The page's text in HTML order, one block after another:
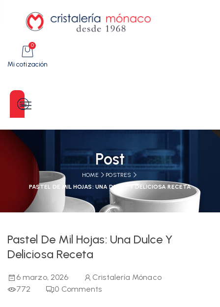
0
Mi cotización
Categorías
Post
HOME
POSTRES
PASTEL DE MIL HOJAS: UNA DULCE Y DELICIOSA RECETA
Pastel De Mil Hojas: Una Dulce Y
Deliciosa Receta
6 marzo, 2026
Cristalería Mónaco
772
0 Comments